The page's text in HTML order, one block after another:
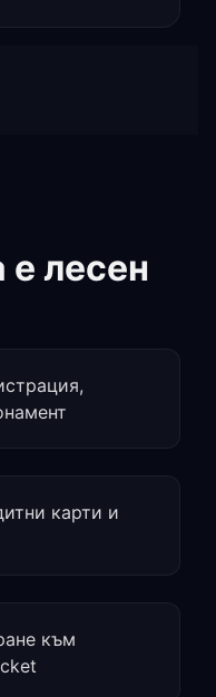
лесен
карти и
към